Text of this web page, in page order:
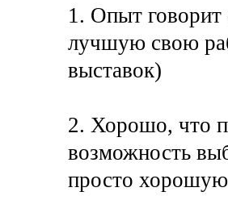
1. Опыт говорит
лучшую свою
выставок)
2. Хорошо, что
возможность
просто